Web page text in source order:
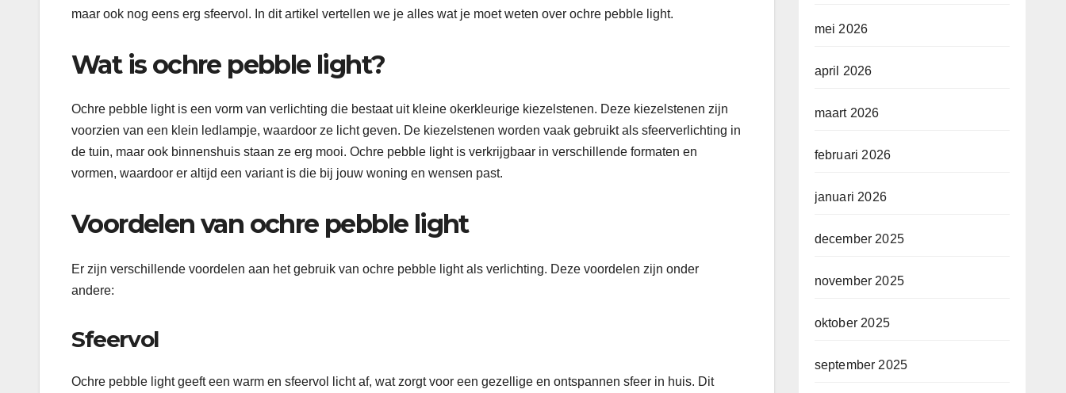
maar ook nog eens erg sfeervol. In dit artikel vertellen we je alles wat je moet weten over ochre pebble light.
Wat is ochre pebble light?
Ochre pebble light is een vorm van verlichting die bestaat uit kleine okerkleurige kiezelstenen. Deze kiezelstenen zijn
voorzien van een klein ledlampje, waardoor ze licht geven. De kiezelstenen worden vaak gebruikt als sfeerverlichting in
de tuin, maar ook binnenshuis staan ze erg mooi. Ochre pebble light is verkrijgbaar in verschillende formaten en
vormen, waardoor er altijd een variant is die bij jouw woning en wensen past.
Voordelen van ochre pebble light
Er zijn verschillende voordelen aan het gebruik van ochre pebble light als verlichting. Deze voordelen zijn onder
andere:
Sfeervol
Ochre pebble light geeft een warm en sfeervol licht af, wat zorgt voor een gezellige en ontspannen sfeer in huis. Dit
mei 2026
april 2026
maart 2026
februari 2026
januari 2026
december 2025
november 2025
oktober 2025
september 2025